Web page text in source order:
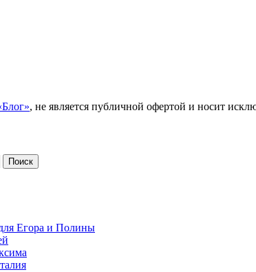
, не является публичной офертой и носит
Поиск
Егора и Полины